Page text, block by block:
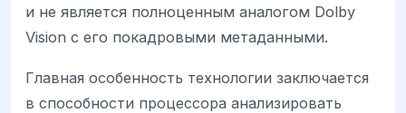
и не является полноценным аналогом Dolby
Vision с его покадровыми метаданными.
Главная особенность технологии заключается
в способности процессора анализировать